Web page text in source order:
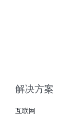
解决方案
互联网